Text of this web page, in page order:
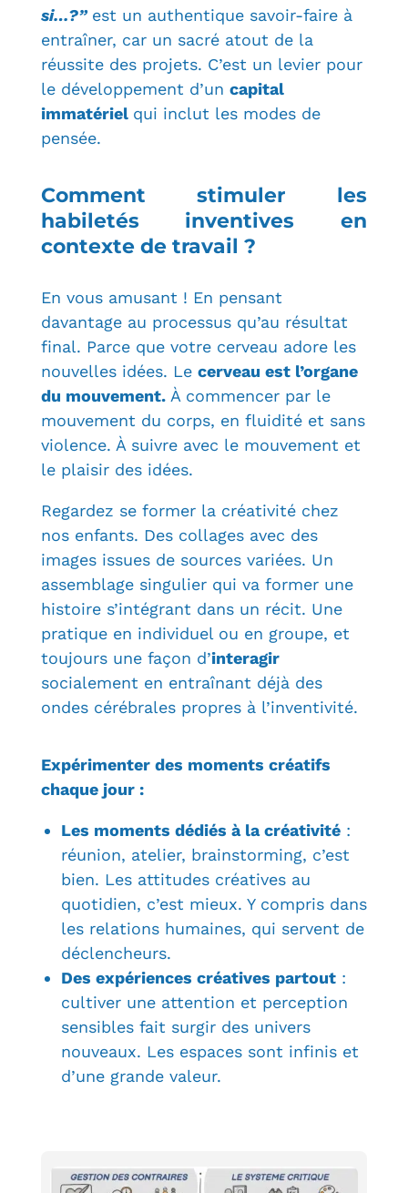
si…?”est un authentique savoir-faire à
entraîner, car un sacré atout de la
réussite des projets. C’est un levier pour
le développement d’un capital
immatériel qui inclut les modes de
pensée.
Comment stimuler les
habiletés inventives en
contexte de travail ?
En vous amusant ! En pensant
davantage au processus qu’au résultat
final. Parce que votre cerveau adore les
nouvelles idées. Le cerveau est l’organe
du mouvement.À commencer par le
mouvement du corps, en fluidité et sans
violence. À suivre avec le mouvement et
le plaisir des idées.
Regardez se former la créativité chez
nos enfants. Des collages avec des
images issues de sources variées. Un
assemblage singulier qui va former une
histoire s’intégrant dans un récit. Une
pratique en individuel ou en groupe, et
toujours une façon d’interagir
socialement en entraînant déjà des
ondes cérébrales propres à l’inventivité.
Expérimenter des moments créatifs
chaque jour :
Les moments dédiés à la créativité:
réunion, atelier, brainstorming, c’est
bien. Les attitudes créatives au
quotidien, c’est mieux. Y compris dans
les relations humaines, qui servent de
déclencheurs.
Des expériences créatives partout:
cultiver une attention et perception
sensibles fait surgir des univers
nouveaux. Les espaces sont infinis et
d’une grande valeur.